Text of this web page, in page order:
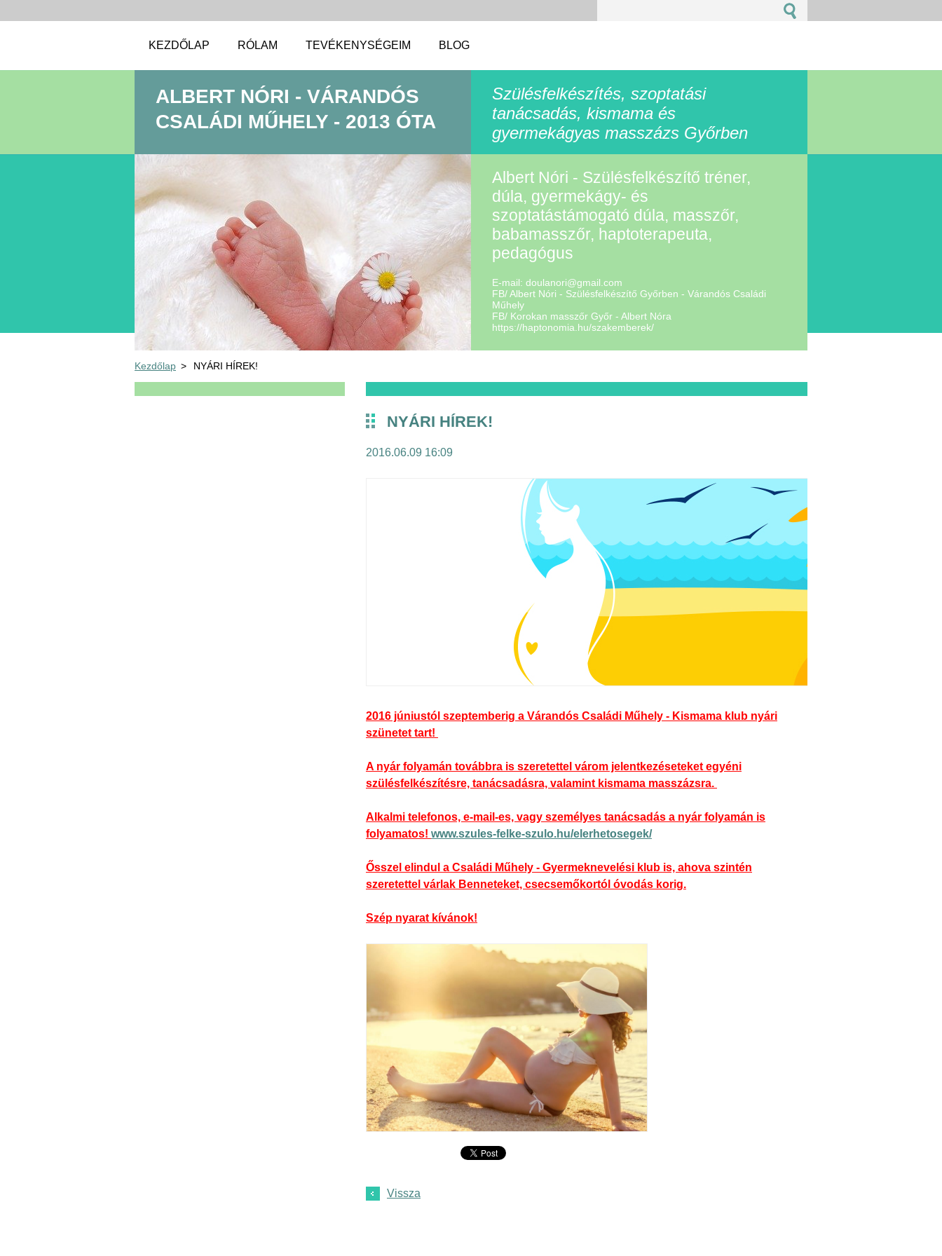
KEZDŐLAP RÓLAM TEVÉKENYSÉGEIM BLOG
ALBERT NÓRI - VÁRANDÓS
CSALÁDI MŰHELY - 2013 ÓTA
Szülésfelkészítés, szoptatási
tanácsadás, kismama és
gyermekágyas masszázs Győrben
Albert Nóri - Szülésfelkészítő tréner,
dúla, gyermekágy- és
szoptatástámogató dúla, masszőr,
babamasszőr, haptoterapeuta,
pedagógus
E-mail: doulanori@gmail. com
FB/ Albert Nóri - Szülésfelkészítő Győrben - Várandós Családi
Műhely
FB/ Korokan masszőr Győr - Albert Nóra
https://haptonomia.hu/szakemberek/
Kezdőlap > NYÁRI HÍREK!
NYÁRI HÍREK!
2016.06.09 16:09
2016 júniustól szeptemberig a Várandós Családi Műhely - Kismama klub nyári
szünetet tart!
A nyár folyamán továbbra is szeretettel várom jelentkezéseteket egyéni
szülésfelkészítésre, tanácsadásra, valamint kismama masszázsra.
Alkalmi telefonos, e-mail-es, vagy személyes tanácsadás a nyár folyamán is
folyamatos! www.szules-felke-szulo.hu/elerhetosegek/
Ősszel elindul a Családi Műhely - Gyermeknevelési klub is, ahova szintén
szeretettel várlak Benneteket, csecsemőkortól óvodás korig.
Szép nyarat kívánok!
Vissza